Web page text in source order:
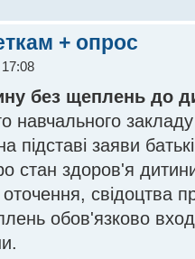
+ опрос
17:08
без щеплень до
навчального
підставі заяви
стан здоров'я
оточення, свідоцтва
обов'язково